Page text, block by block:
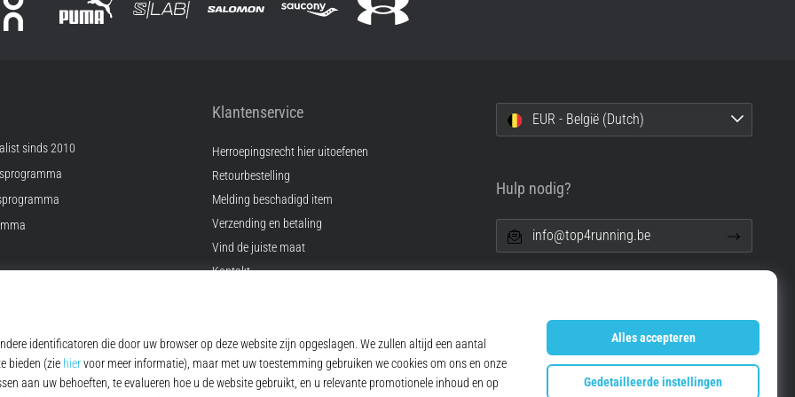
sinds 2010
Klantenservice
Herroepingsrecht hier uitoefenen
Retourbestelling
Melding beschadigd item
Verzending en betaling
Vind de juiste maat
Kontakt
EUR - België (Dutch)
Hulp nodig?
info@top4running.be